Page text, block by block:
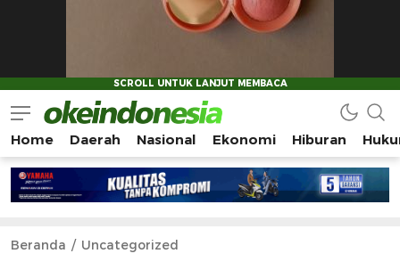
Okeindonesia.Online
Mengonlinekan Indonesia Secara Utuh
Home Daerah Nasional Ekonomi Hiburan
Beranda Uncategorized